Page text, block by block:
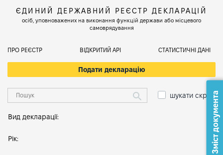
ЄДИНИЙ ДЕРЖАВНИЙ РЕЄСТР ДЕКЛАРАЦІЙ
осіб, уповноважених на виконання функцій держави або місцевого
самоврядування
ПРО РЕЄСТР ВІДКРИТИЙ АРІ СТАТИСТИЧНІ ДАНІ
Подати декларацію
шукати скрізь
Вид декларації:
Рік: Зміст документа